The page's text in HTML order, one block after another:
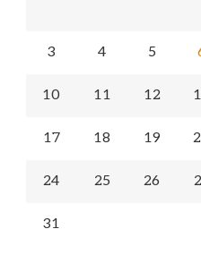
3 4 5
10 11 12
17 18 19
24 25 26
31